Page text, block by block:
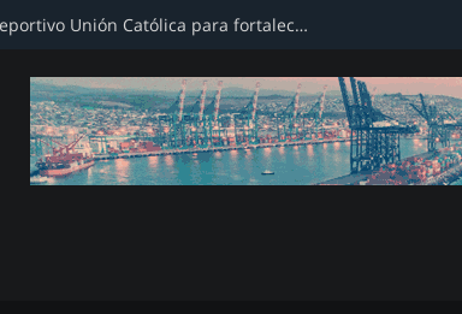
Firman convenio con Club Deportivo Unión Católica para fortalecer infraestructura deportiva